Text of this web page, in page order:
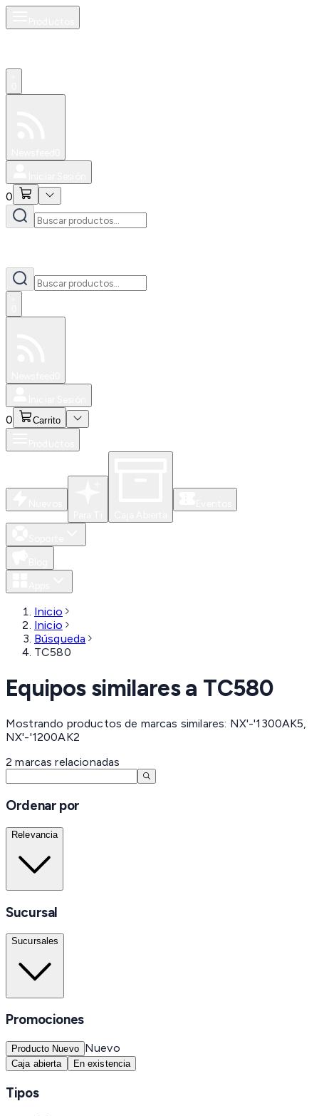
0
0 Carrito
Inicio
Inicio
Búsqueda
TC580
Equipos similares a TC580
Mostrando productos de marcas similares: NX'-'1300AK5,
NX'-'1200AK2
2 marcas relacionadas
Ordenar por
Relevancia
Sucursal
Sucursales
Promociones
Producto Nuevo Nuevo
Caja abierta En existencia
Tipos